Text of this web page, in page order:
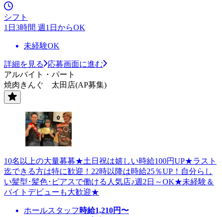
シフト
1日3時間 週1日からOK
未経験OK
詳細を見る
応募画面に進む
アルバイト・パート
焼肉きんぐ 太田店(AP募集)
10名以上の大量募募★土日祝は嬉しい時給100円UP★ラスト
迄できる方は特に歓迎！22時以降は時給25％UP！自分らし
い髪型･髪色･ピアスで働ける人気店♪週2日～OK★未経験＆
バイトデビューも大歓迎★
ホールスタッフ 時給1,210円〜